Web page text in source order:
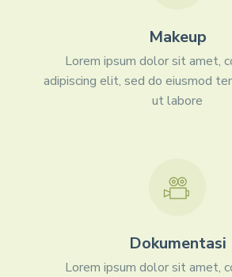
Makeup
Lorem ipsum dolor sit amet,
adipiscing elit, sed do eiusmod
ut labore
Dokumentasi
Lorem ipsum dolor sit amet,